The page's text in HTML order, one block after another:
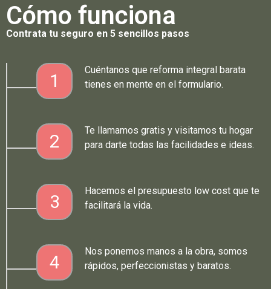
Cómo funciona
Contrata tu seguro en 5 sencillos pasos
1
Cuéntanos que reforma integral barata
tienes en mente en el formulario.
2
Te llamamos gratis y visitamos tu hogar
para darte todas las facilidades e ideas.
3
Hacemos el presupuesto low cost que te
facilitará la vida.
4
Nos ponemos manos a la obra, somos
rápidos, perfeccionistas y baratos.